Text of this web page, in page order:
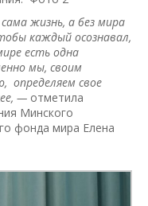
жизнь, а без мира
каждый осознавал,
есть одна
мы, своим
определяем свое
— отметила
Минского
фонда мира Елена